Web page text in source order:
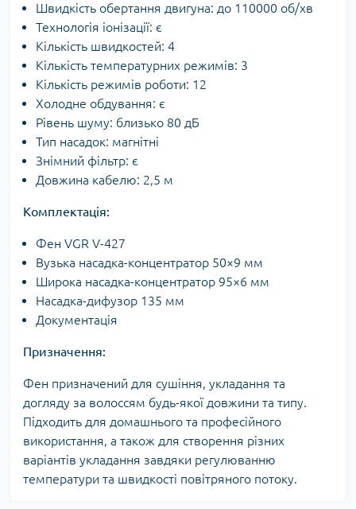
Швидкість обертання двигуна: до 110000 об/хв
Технологія іонізації: є
Кількість швидкостей: 4
Кількість температурних режимів: 3
Кількість режимів роботи: 12
Холодне обдування: є
Рівень шуму: близько 80 дБ
Тип насадок: магнітні
Знімний фільтр: є
Довжина кабелю: 2,5 м
Комплектація:
Фен VGR V-427
Вузька насадка-концентратор 50×9 мм
Широка насадка-концентратор 95×6 мм
Насадка-дифузор 135 мм
Документація
Призначення:
Фен призначений для сушіння, укладання та
догляду за волоссям будь-якої довжини та типу.
Підходить для домашнього та професійного
використання, а також для створення різних
варіантів укладання завдяки регулюванню
температури та швидкості повітряного потоку.